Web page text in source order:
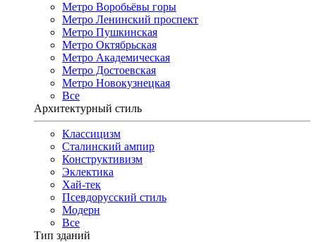
Метро Воробьёвы горы
Метро Ленинский проспект
Метро Пушкинская
Метро Октябрьская
Метро Академическая
Метро Достоевская
Метро Новокузнецкая
Все
Архитектурный стиль
Классицизм
Сталинский ампир
Конструктивизм
Эклектика
Хай-тек
Псевдорусский стиль
Модерн
Все
Тип зданий